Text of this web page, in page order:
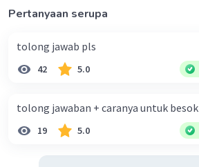
Pertanyaan serupa
tolong jawab pls
42 5.0
tolong jawaban + caranya untuk besok
19 5.0